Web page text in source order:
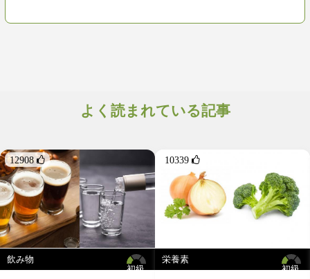
よく読まれている記事
12908 
初級
飲み物
10339 
初級
栄養素